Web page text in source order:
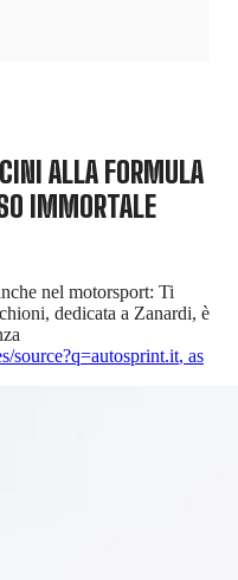
ALLA FORMULA
IMMORTALE
nel motorsport: Ti
dedicata a Zanardi, è
source?q=autosprint.it, as